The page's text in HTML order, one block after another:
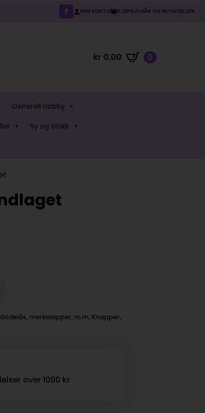
MIN KONTO KJØPSVILKÅR OG BETINGELSER
kr 0,00 0
Generell Hobby
Sy og Strikk
merkelapper, m.m, Knapper,
over 1000 kr